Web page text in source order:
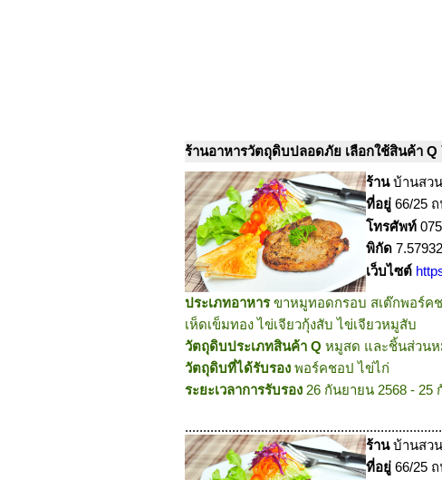
ร้านอาหารวัตถุดิบปลอดภัย เลือกใช้สินค้า Q
ร้านบ้านสว
ที่อยู่ 66/25
โทรศัพท์
พิกัด
เว็บไซต์
ประเภทอาหารขาหมูทอดกรอบ สเต๊กพอร์ค
เห็ดเข็มทอง ไข่เจียวกุ้งสับ ไข่เจียวหมูสับ
วัตถุดิบประเภทสินค้า Q หมูสด และชิ้นส่วนห
วัตถุดิบที่ได้รับรอง พอร์คชอป ไข่ไก่
ระยะเวลาการรับรอง 26 กันยายน 2568 - 25
ร้านบ้านสว
ที่อยู่ 66/25